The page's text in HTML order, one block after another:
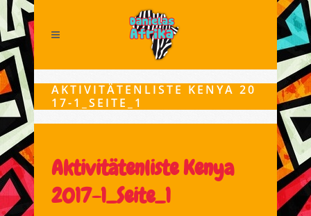
AKTIVITÄTENLISTE KENYA 20
17-1_SEITE_1
Aktivitätenliste Kenya
2017-1_Seite_1